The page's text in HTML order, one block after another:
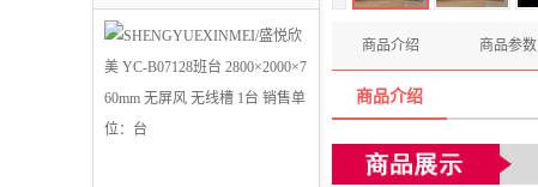
商品介绍 商品参数
商品介绍